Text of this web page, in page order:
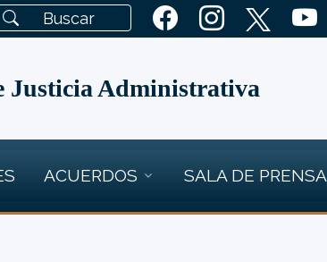
Justicia Administrativa
ACUERDOS SALA DE PRENSA